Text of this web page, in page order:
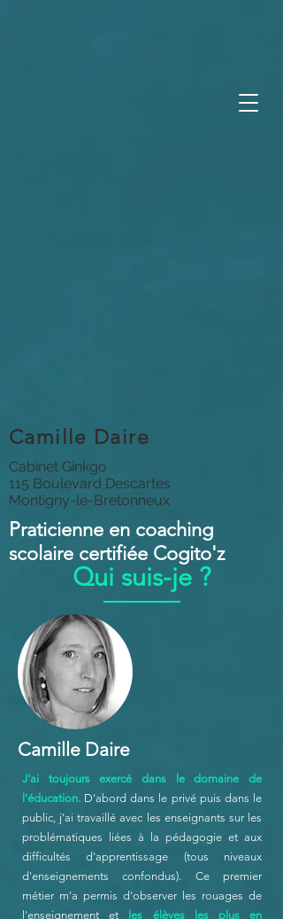
Camille Daire
Praticienne en coaching
scolaire certifiée Cogito'z
Cabinet Ginkgo
115 Boulevard Descartes
Montigny-le-Bretonneux
Qui suis-je ?
Camille Daire
J'ai toujours exercé dans le domaine de
l'éducation. D'abord dans le privé puis dans le
public, j'ai travaillé avec les enseignants sur les
problématiques liées à la pédagogie et aux
difficultés d'apprentissage (tous niveaux
d'enseignements confondus). Ce premier
métier m'a permis d'observer les rouages de
l'enseignement et
les élèves les plus en